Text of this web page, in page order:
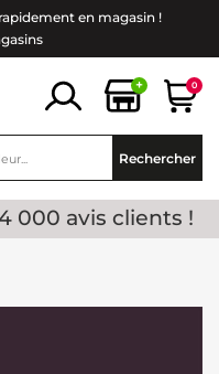
en magasin !
+ 0
Rechercher
000 avis clients !